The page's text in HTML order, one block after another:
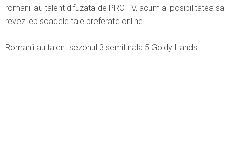
romanii au talent difuzata de PRO TV, acum ai posibilitatea sa
revezi episoadele tale preferate online.
Romanii au talent sezonul 3 semifinala 5 Goldy Hands